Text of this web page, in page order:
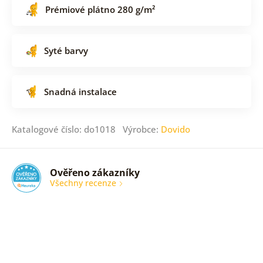
Prémiové plátno 280 g/m²
Syté barvy
Snadná instalace
Katalogové číslo: do1018 Výrobce: Dovido
Ověřeno zákazníky
Všechny recenze